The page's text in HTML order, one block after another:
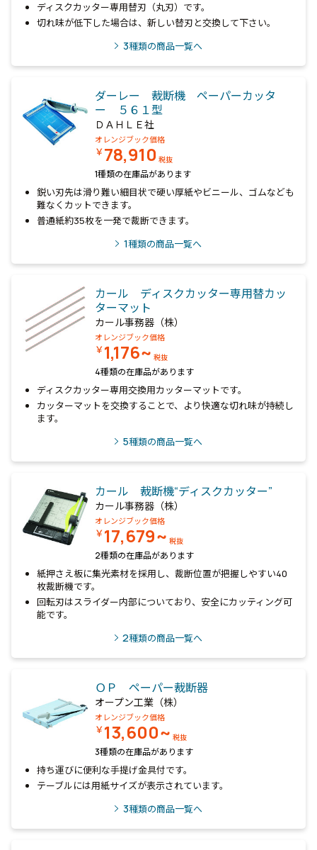
ディスクカッター専用替刃（丸刃）です。
切れ味が低下した場合は、新しい替刃と交換して下さい。
3種類の商品一覧へ
ダーレー 裁断機 ペーパーカッタ
ー ５６１型
ＤＡＨＬＥ社
オレンジブック価格
￥78,910 税抜
1種類の在庫品があります
鋭い刃先は滑り難い細目状で硬い厚紙やビニール、ゴムなども
難なくカットできます。
普通紙約35枚を一発で裁断できます。
1種類の商品一覧へ
カール ディスクカッター専用替カッ
ターマット
カール事務器（株）
オレンジブック価格
￥1,176~ 税抜
4種類の在庫品があります
ディスクカッター専用交換用カッターマットです。
カッターマットを交換することで、より快適な切れ味が持続し
ます。
5種類の商品一覧へ
カール 裁断機“ディスクカッター”
カール事務器（株）
オレンジブック価格
￥17,679~ 税抜
2種類の在庫品があります
紙押さえ板に集光素材を採用し、裁断位置が把握しやすい40
枚裁断機です。
回転刃はスライダー内部についており、安全にカッティング可
能です。
2種類の商品一覧へ
ＯＰ ペーパー裁断器
オープン工業（株）
オレンジブック価格
￥13,600~ 税抜
3種類の在庫品があります
持ち運びに便利な手提げ金具付です。
テーブルには用紙サイズが表示されています。
3種類の商品一覧へ